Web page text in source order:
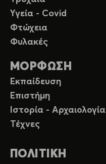
Υγεία - Covid
Φτώχεια
Φυλακές
ΜΟΡΦΩΣΗ
Εκπαίδευση
Επιστήμη
Ιστορία - Αρχαιολογία
Τέχνες
ΠΟΛΙΤΙΚΗ